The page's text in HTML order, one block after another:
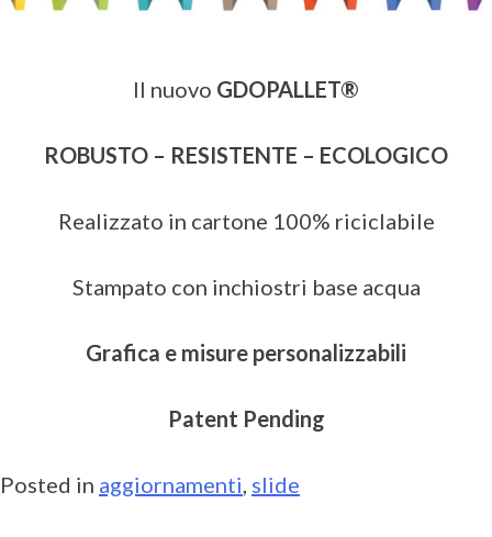
Il nuovo GDOPALLET®
ROBUSTO – RESISTENTE – ECOLOGICO
Realizzato in cartone 100% riciclabile
Stampato con inchiostri base acqua
Grafica e misure personalizzabili
Patent Pending
Posted in aggiornamenti slide